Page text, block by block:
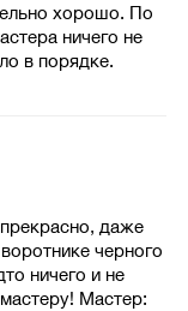
хорошо. По
ничего не
в порядке.
даже
черного
ничего и не
Мастер: